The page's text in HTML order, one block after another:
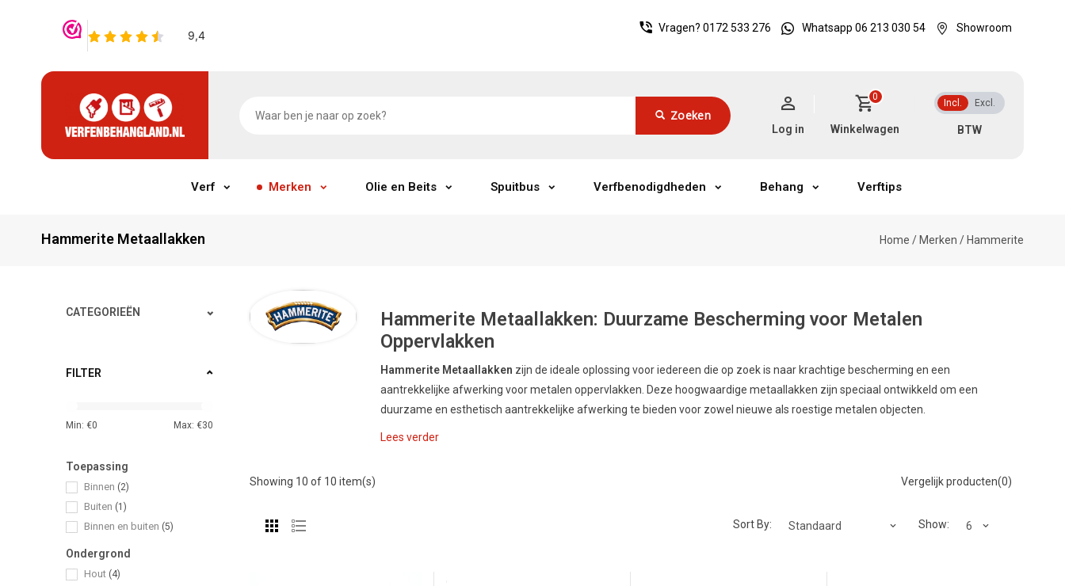
Vragen? 0172 533 276 Whatsapp 06 213 030 54 Showroom
Zoeken
Incl. Excl.
0
Winkelwagen
Log in
Verf Merken Olie en Beits Spuitbus Verfbenodigdheden Behang Verftips
Hammerite Metaallakken Home / Merken / Hammerite
CATEGORIEËN
FILTER
Min: €0 Max: €30
Toepassing
Binnen (2)
Buiten (1)
Binnen en buiten (5)
Ondergrond
Hout (4)
Hammerite Metaallakken: Duurzame Bescherming voor Metalen
Oppervlakken
Hammerite Metaallakken zijn de ideale oplossing voor iedereen die op zoek is naar krachtige bescherming en een
aantrekkelijke afwerking voor metalen oppervlakken. Deze hoogwaardige metaallakken zijn speciaal ontwikkeld om een
duurzame en esthetisch aantrekkelijke afwerking te bieden voor zowel nieuwe als roestige metalen objecten.
Lees verder
Vergelijk producten(0)
Showing 10 of 10 item(s)
Show:
Sort By: